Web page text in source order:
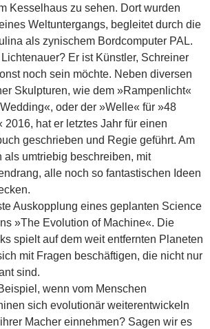
Kesselhaus zu sehen. Dort wurden
Weltuntergangs, begleitet durch die
als zynischem Bordcomputer PAL.
Er ist Künstler, Schreiner
noch sein möchte. Neben diversen
Skulpturen, wie dem »Rampenlicht«
oder der »Welle« für »48
2016, hat er letztes Jahr für einen
geschrieben und Regie geführt. Am
als umtriebig beschreiben, mit
alle noch so fantastischen Ideen
Auskopplung eines geplanten Science
»The Evolution of Machine«. Die
spielt auf dem weit entfernten Planeten
mit Fragen beschäftigen, die nicht nur
sind.
wenn vom Menschen
sich evolutionär weiterentwickeln
Macher einnehmen? Sagen wir es